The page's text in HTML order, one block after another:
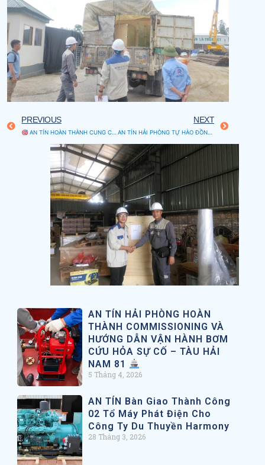
PREVIOUS
AN TÍN HOÀN THÀNH CUNG CẤP VÀ LẮP ĐẶT FLOWMETER CHO TÀU PROGRESS – CÔNG TY VSICO
NEXT
AN TÍN HẢI PHÒNG TỰ HÀO ĐỒNG HÀNH CÙNG DỰ ÁN TÀU DU LỊCH DOLPHIN – BIỂU TƯỢNG MỚI CỦA VỊNH HẠ LONG
AN TÍN HẢI PHÒNG HOÀN
THÀNH COMMISSIONING VÀ
HƯỚNG DẪN VẬN HÀNH BƠM
CỨU HỎA SỰ CỐ – TÀU HẢI
NAM 81
5 Tháng 4, 2026
AN TÍN Bàn Giao Thành Công
02 Tổ Máy Phát Điện Cho
Công Ty Du Thuyền Harmony
28 Tháng 3, 2026